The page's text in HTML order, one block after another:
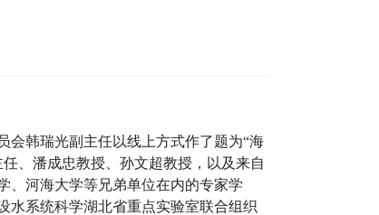
会韩瑞光副主任以线上方式作了题为“海
、潘成忠教授、孙文超教授，以及来自
、河海大学等兄弟单位在内的专家学
水系统科学湖北省重点实验室联合组织